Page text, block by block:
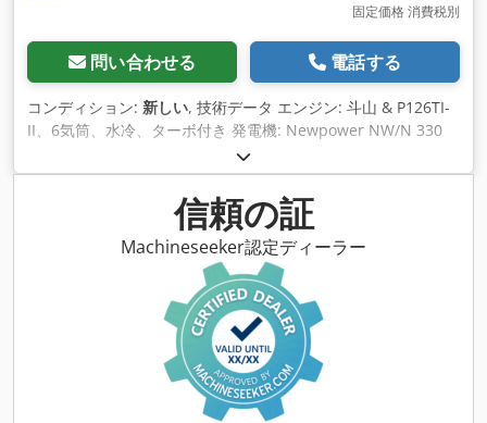
固定価格 消費税別
問い合わせる 電話する
コンディション: 新しい, 技術データ エンジン: 斗山 & P126TI-
II、6気筒、水冷、ターボ付き 発電機: Newpower NW/N 330
連続電力: 240 kW / 300 kVA 最大出力: 264kW/330kVA
Dsdpfsnkcaasx Aliswa 制御システム: Deep Sea DSE 7320 接
続: 直接接続 (オプションのブレーカー、ソケット、自動切替ス
イッチ) 周波数: 50 Hz & 3相 電圧: 400/230 V 回転数: 1500rpm
寸法（長さx幅x高さ）：3960x 1356 x 2167mm 重量: 3200 kg
ネットワーク監視、防音 発送: - 追加料金で世界中への輸送が
可能です - 正確な運賃をお知らせするには、お客様の詳細と住
所を記載したリクエストをお送りください。
信頼の証
Machineseeker認定ディーラー